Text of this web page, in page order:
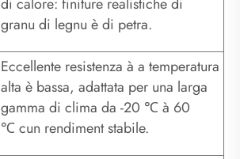
granu di legnu è di petra.
Eccellente resistenza à a temperatura
alta è bassa, adattata per una larga
gamma di clima da -20 ℃ à 60
℃ cun rendiment stabile.